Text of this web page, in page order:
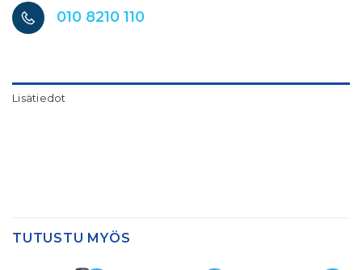
010 8210 110
Lisätiedot
TUTUSTU MYÖS